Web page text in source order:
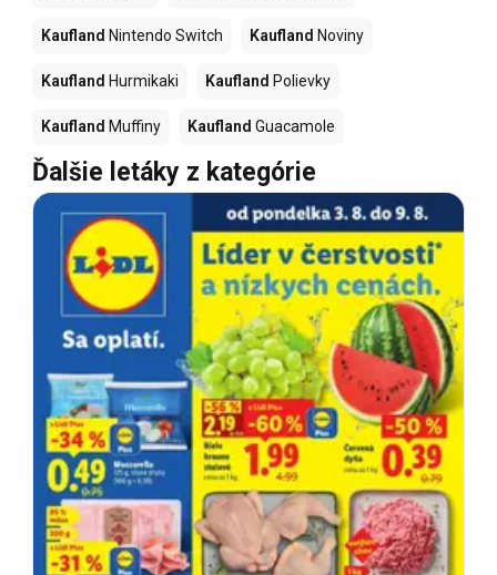
Kaufland Nintendo Switch Kaufland Noviny
Kaufland Hurmikaki Kaufland Polievky
Kaufland Muffiny Kaufland Guacamole
Ďalšie letáky z kategórie